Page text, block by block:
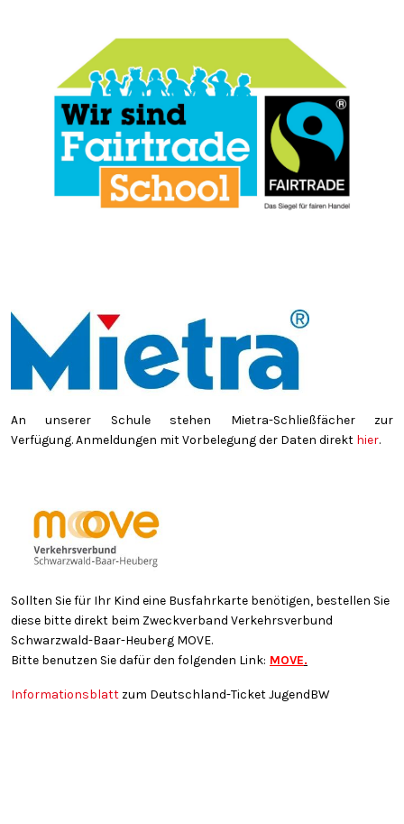
An unserer Schule stehen Mietra-Schließfächer zur
Verfügung. Anmeldungen mit Vorbelegung der Daten direkt hier.
Sollten Sie für Ihr Kind eine Busfahrkarte benötigen, bestellen Sie
diese bitte direkt beim Zweckverband Verkehrsverbund
Schwarzwald-Baar-Heuberg MOVE.
Bitte benutzen Sie dafür den folgenden Link: MOVE.
Informationsblatt zum Deutschland-Ticket JugendBW